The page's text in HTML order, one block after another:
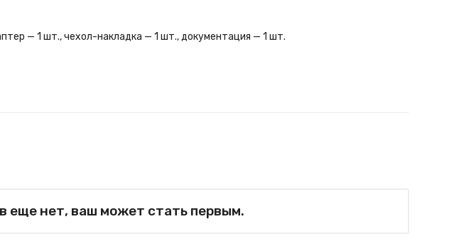
— 1 шт., чехол-накладка — 1 шт., документация — 1 шт.
еще нет, ваш может стать первым.